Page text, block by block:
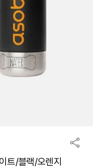
트/블랙/오렌지